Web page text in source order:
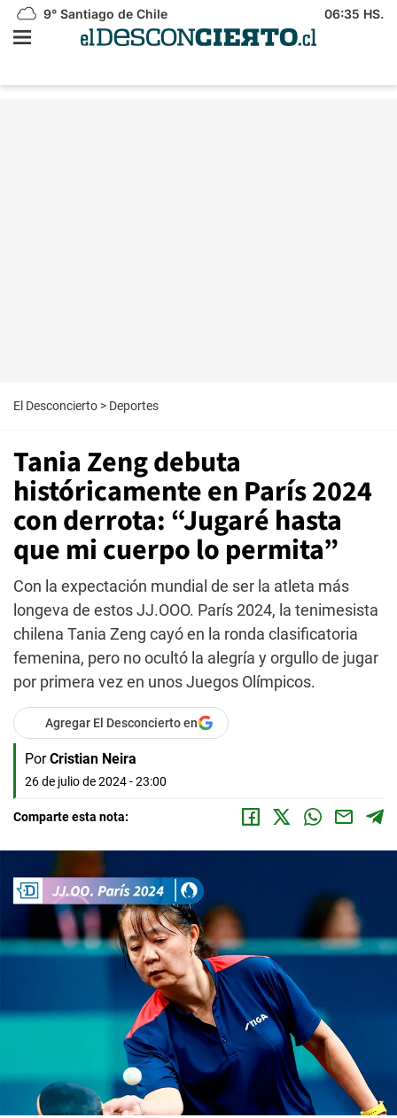
9° Santiago de Chile 06:35 HS.
El Desconcierto > Deportes
Tania Zeng debuta
históricamente en París 2024
con derrota: “Jugaré hasta
que mi cuerpo lo permita”
Con la expectación mundial de ser la atleta más
longeva de estos JJ.OOO. París 2024, la tenimesista
chilena Tania Zeng cayó en la ronda clasificatoria
femenina, pero no ocultó la alegría y orgullo de jugar
por primera vez en unos Juegos Olímpicos.
Agregar El Desconcierto en
Por Cristian Neira
26 de julio de 2024 - 23:00
Comparte esta nota: